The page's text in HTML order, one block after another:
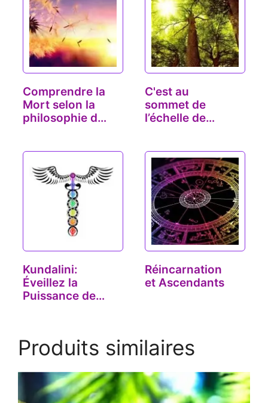
Comprendre la
Mort selon la
philosophie du
C'est au
sommet de
l’échelle de
Kundalini:
Éveillez la
Puissance de
Réincarnation
et Ascendants
Produits similaires